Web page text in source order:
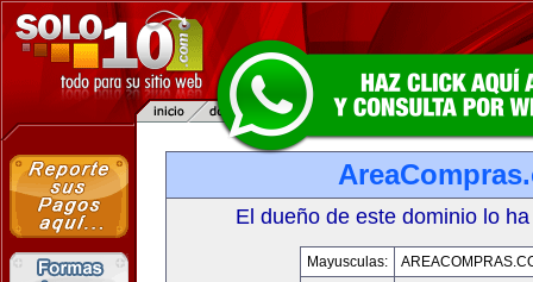
El dueño de este dominio lo
Mayusculas: